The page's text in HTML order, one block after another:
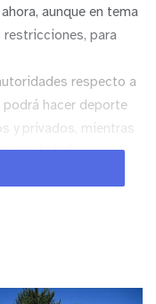
aunque en tema
restricciones, para
respecto a
hacer deporte
y privados, mientras
habrá
máximo de 5
además de
ya sea en parques